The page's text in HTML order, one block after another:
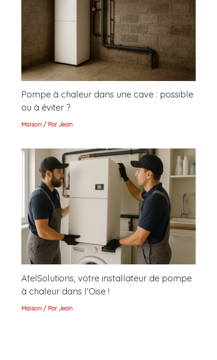
Pompe à chaleur dans une cave : possible
ou à éviter ?
Maison / ParJean
AtelSolutions, votre installateur de pompe
à chaleur dans l’Oise !
Maison / ParJean